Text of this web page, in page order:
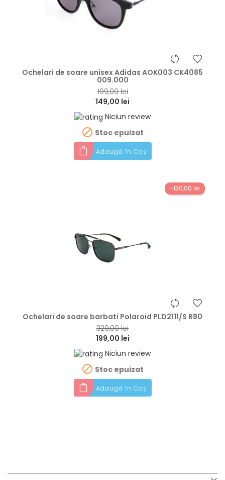
Ochelari de soare unisex Adidas AOK003 CK4085
009.000
199,00 lei
149,00 lei
Niciun review
 Stoc epuizat
Adaugă în Coș
-130,00 lei
Ochelari de soare barbati Polaroid PLD2111/S R80
329,00 lei
199,00 lei
Niciun review
 Stoc epuizat
Adaugă în Coș